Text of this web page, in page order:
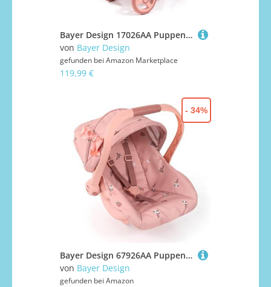
Bayer Design 17026AA Puppenwagen Xeo mit Tasche, höhenverstellbarer Griff, Schwenkschieber, wandelbar als Puppenjogger, bewegliche Vorderräder, integrierter Korb
von Bayer Design
gefunden bei Amazon Marketplace
119,99 €
Bayer Design 67926AA Puppenautositz EasyGo, Puppensitz, Puppenzubehör, mit Gurt, Dach, verstellbarem Griff
von Bayer Design
gefunden bei Amazon
- 34%